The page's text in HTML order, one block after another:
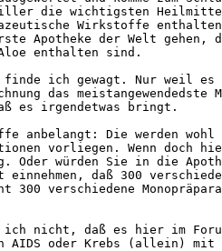
die wichtigsten
Wirkstoffe
Apotheke der Welt gehen,
enthalten sind.
finde ich gewagt. Nur weil
das
es irgendetwas bringt.
anbelangt: Die werden
vorliegen. Wenn doch
Oder würden Sie in die
einnehmen, daß 300
verschiedene
ich nicht, daß es hier im
AIDS oder Krebs (allein) mit